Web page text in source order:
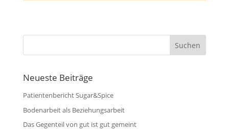
Neueste Beiträge
Patientenbericht Sugar&Spice
Bodenarbeit als Beziehungsarbeit
Das Gegenteil von gut ist gut gemeint